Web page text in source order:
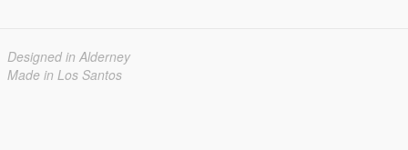
Designed in Alderney
Made in Los Santos